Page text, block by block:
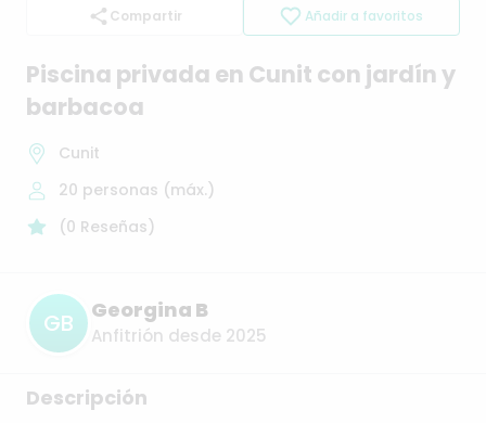
Compartir Añadir a favoritos
Piscina privada en Cunit con jardíny
barbacoa
Cunit
20 personas (máx.)
(0 Reseñas)
GB Georgina B
Anfitrión desde 2025
Descripción